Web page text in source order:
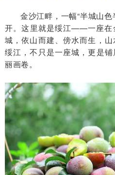
金沙江畔，一幅“半城山
开。这里就是绥江——一座在
城，依山而建、傍水而生，
绥江，不只是一座城，更是
丽画卷。